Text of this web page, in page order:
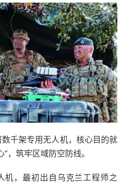
千架专用无人机，核心目的就
，筑牢区域防空防线。
机，最初出自乌克兰工程师之